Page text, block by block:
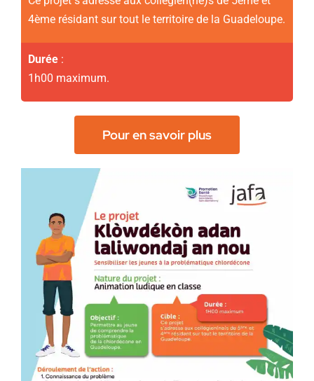
4ème résidant sur tout le territoire de la Guadeloupe.
Durée:
1h00 maximum.
Pour en savoir plus